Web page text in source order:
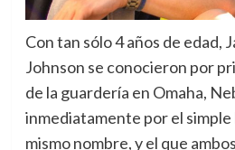
Con tan sólo 4 años de edad,
Johnson se conocieron por
de la guardería en Omaha,
inmediatamente por el
mismo nombre, y el que